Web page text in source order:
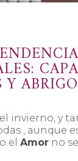
invierno, y
, aunque
el Amor no